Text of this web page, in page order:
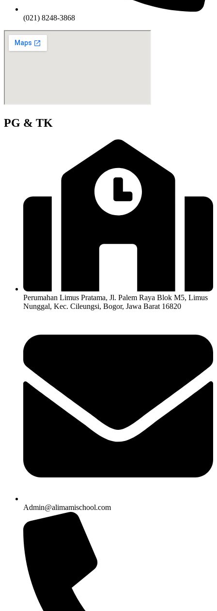
(021) 8248-3868
PG & TK
Perumahan Limus Pratama, Jl. Palem Raya Blok M5, Limus
Nunggal, Kec. Cileungsi, Bogor, Jawa Barat 16820
Admin@alimamischool.com